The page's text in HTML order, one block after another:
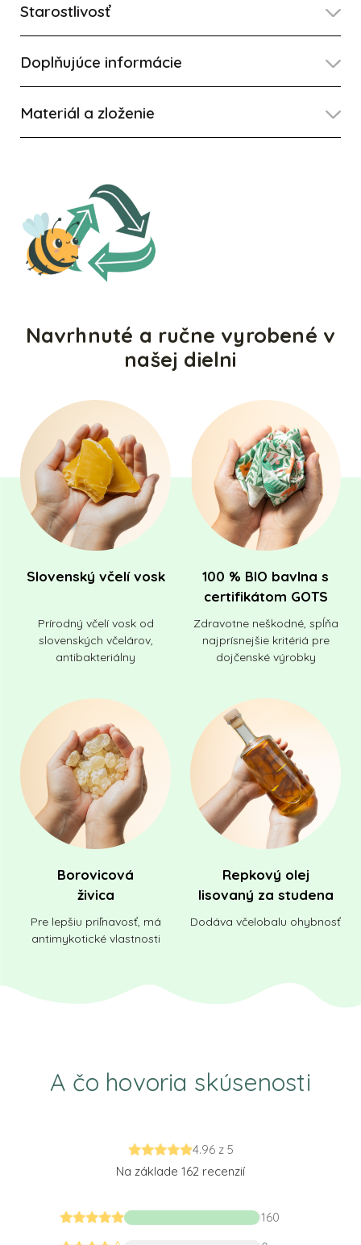
Starostlivosť
Doplňujúce informácie
Materiál a zloženie
Navrhnuté a ručne vyrobené v
našej dielni
Slovenský včelí vosk
Prírodný včelí vosk od
slovenských včelárov,
antibakteriálny
100 % BIO bavlna s
certifikátom GOTS
Zdravotne neškodné, spĺňa
najprísnejšie kritériá pre
dojčenské výrobky
Borovicová
živica
Pre lepšiu priľnavosť, má
antimykotické vlastnosti
Repkový olej
lisovaný za studena
Dodáva včelobalu ohybnosť
A čo hovoria skúsenosti
4.96 z 5
Na základe 162 recenzií
160